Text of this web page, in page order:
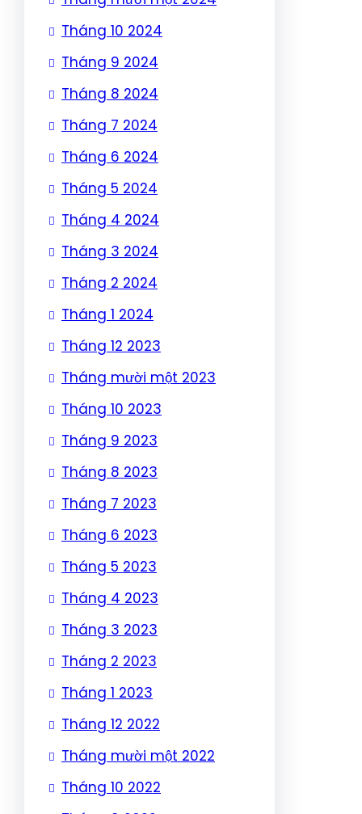
Tháng 10 2024
Tháng 9 2024
Tháng 8 2024
Tháng 7 2024
Tháng 6 2024
Tháng 5 2024
Tháng 4 2024
Tháng 3 2024
Tháng 2 2024
Tháng 1 2024
Tháng 12 2023
Tháng mười một 2023
Tháng 10 2023
Tháng 9 2023
Tháng 8 2023
Tháng 7 2023
Tháng 6 2023
Tháng 5 2023
Tháng 4 2023
Tháng 3 2023
Tháng 2 2023
Tháng 1 2023
Tháng 12 2022
Tháng mười một 2022
Tháng 10 2022